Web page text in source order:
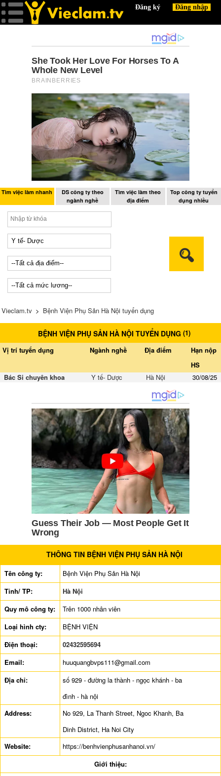
Tìm việc làm nhanh
DS công ty theo
ngành nghề
Tìm việc làm theo
địa điểm
Top công ty tuyển
dụng nhiều
Vieclam.tv > Bệnh Viện Phụ Sản Hà Nội tuyển dụng
BỆNH VIỆN PHỤ SẢN HÀ NỘI TUYỂN DỤNG (1)
Vị trí tuyển dụng
Ngành nghề Địa điểm
Hạn nộp
HS
Bác Si chuyên khoa
Y tế- Dược Hà Nội 30/08/25
THÔNG TIN BỆNH VIỆN PHỤ SẢN HÀ NỘI
Tên công ty:
Bệnh Viện Phụ Sản Hà Nội
Tỉnh/ TP:
Hà Nội
Quy mô công ty:
Trên 1000 nhân viên
Loại hình cty:
BỆNH VIỆN
Điện thoại:
02432595694
Email:
huuquangbvps111@gmail.com
Địa chỉ:
số 929 - đường la thành - ngọc khánh - ba
đình - hà nội
Address:
No 929, La Thanh Street, Ngoc Khanh, Ba
Dinh District, Ha Noi City
Website:
https://benhvienphusanhanoi.vn/
Giới thiệu: